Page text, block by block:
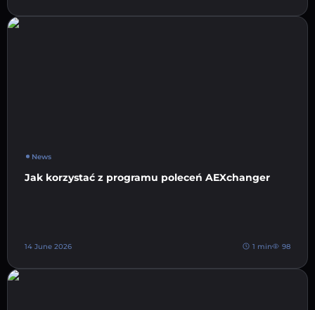
News
Jak korzystać z programu poleceń AEXchanger
14 June 2026 1 min 98